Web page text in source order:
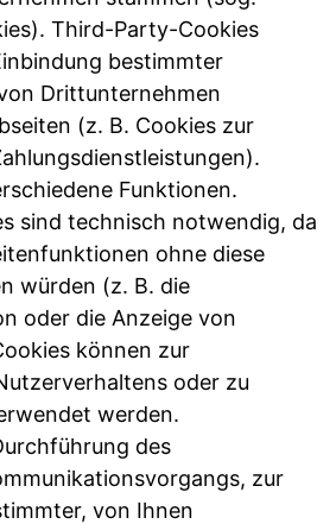
Third-Party-Cookies
bestimmter
Drittunternehmen
(z. B. Cookies zur
Funktionen.
sind technisch notwendig, da
ohne diese
würden (z. B. die
oder die Anzeige von
können zur
oder zu
werden.
des
zur
von Ihnen